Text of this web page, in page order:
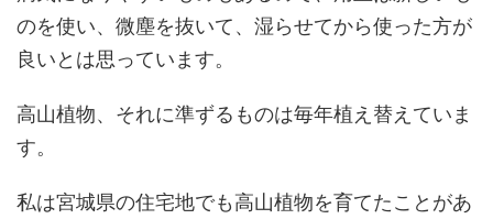
のを使い、微塵を抜いて、湿らせてから使った方が
良いとは思っています。
高山植物、それに準ずるものは毎年植え替えていま
す。
私は宮城県の住宅地でも高山植物を育てたことがあ